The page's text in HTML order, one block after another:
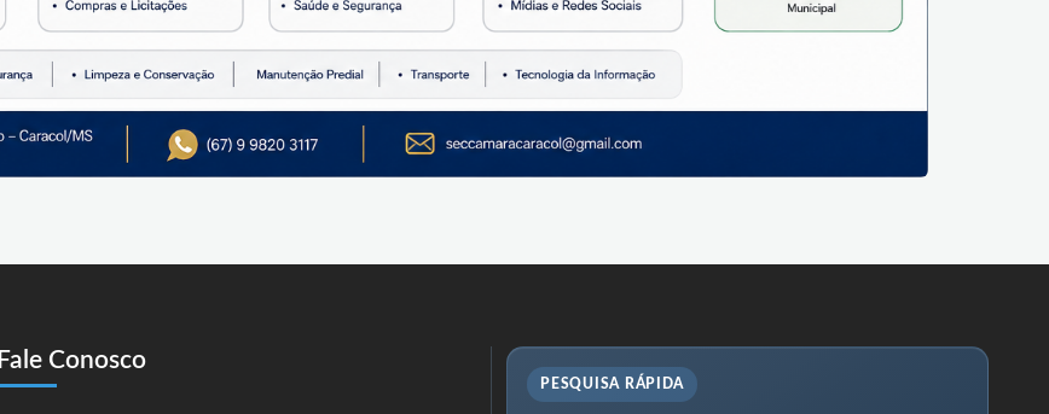
Fale Conosco
PESQUISA RÁPIDA